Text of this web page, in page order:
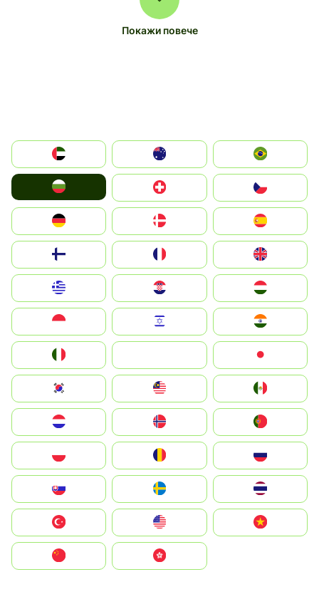
Покажи повече
الإمارات العربية المتحدة
Switzerland
Deutschland
United Kingdom
Magyarország
South Korea
United States
中國香港特別行政區